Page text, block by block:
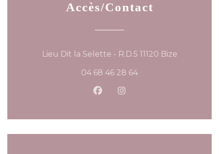
Accès/Contact
Lieu Dit la Selette - R.D.5 11120 Bize((ouvre
04 68 46 28 64
Facebook ((ouvre une
Instagram ((ouvre